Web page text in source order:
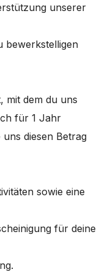
unserer
bewerkstelligen
mit dem du uns
für 1 Jahr
diesen Betrag
sowie eine
für deine